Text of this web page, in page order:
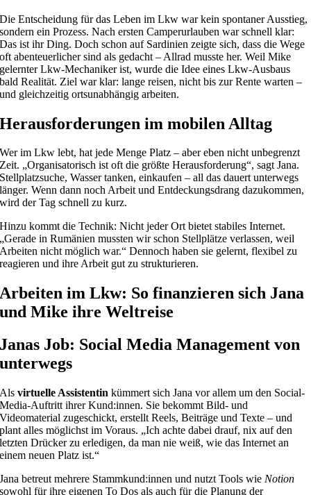
Die Entscheidung für das Leben im Lkw war kein spontaner Ausstieg,
sondern ein Prozess. Nach ersten Camperurlauben war schnell klar:
Das ist ihr Ding. Doch schon auf Sardinien zeigte sich, dass die Wege
oft abenteuerlicher sind als gedacht – Allrad musste her. Weil Mike
gelernter Lkw-Mechaniker ist, wurde die Idee eines Lkw-Ausbaus
bald Realität. Ziel war klar: lange reisen, nicht bis zur Rente warten –
und gleichzeitig ortsunabhängig arbeiten.
Herausforderungen im mobilen Alltag
Wer im Lkw lebt, hat jede Menge Platz – aber eben nicht unbegrenzt
Zeit. „Organisatorisch ist oft die größte Herausforderung“, sagt Jana.
Stellplatzsuche, Wasser tanken, einkaufen – all das dauert unterwegs
länger. Wenn dann noch Arbeit und Entdeckungsdrang dazukommen,
wird der Tag schnell zu kurz.
Hinzu kommt die Technik: Nicht jeder Ort bietet stabiles Internet.
„Gerade in Rumänien mussten wir schon Stellplätze verlassen, weil
Arbeiten nicht möglich war.“ Dennoch haben sie gelernt, flexibel zu
reagieren und ihre Arbeit gut zu strukturieren.
Arbeiten im Lkw: So finanzieren sich Jana
und Mike ihre Weltreise
Janas Job: Social Media Management von
unterwegs
Alsvirtuelle Assistentin kümmert sich Jana vor allem um den Social-
Media-Auftritt ihrer Kund:innen. Sie bekommt Bild- und
Videomaterial zugeschickt, erstellt Reels, Beiträge und Texte – und
plant alles möglichst im Voraus. „Ich achte dabei drauf, nix auf den
letzten Drücker zu erledigen, da man nie weiß, wie das Internet an
einem neuen Platz ist.“
Jana betreut mehrere Stammkund:innen und nutzt Tools wie Notion
sowohl für ihre eigenen To Dos als auch für die Planung der